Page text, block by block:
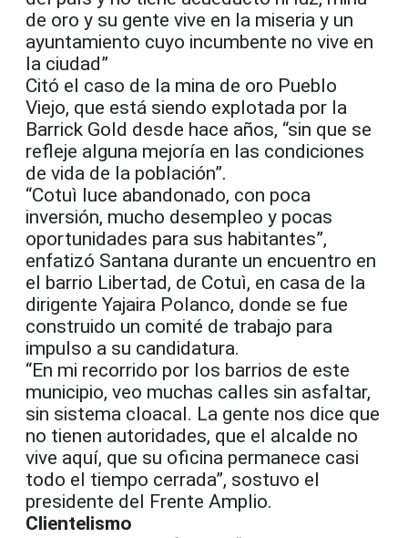
de oro y su gente vive en la miseria y un
ayuntamiento cuyo incumbente no vive en
la ciudad”
Citó el caso de la mina de oro Pueblo
Viejo, que está siendo explotada por la
Barrick Gold desde hace años, “sin que se
refleje alguna mejoría en las condiciones
de vida de la población”.
“Cotuì luce abandonado, con poca
inversión, mucho desempleo y pocas
oportunidades para sus habitantes”,
enfatizó Santana durante un encuentro en
el barrio Libertad, de Cotuì, en casa de la
dirigente Yajaira Polanco, donde se fue
construido un comité de trabajo para
impulso a su candidatura.
“En mi recorrido por los barrios de este
municipio, veo muchas calles sin asfaltar,
sin sistema cloacal. La gente nos dice que
no tienen autoridades, que el alcalde no
vive aquí, que su oficina permanece casi
todo el tiempo cerrada”, sostuvo el
presidente del Frente Amplio.
Clientelismo